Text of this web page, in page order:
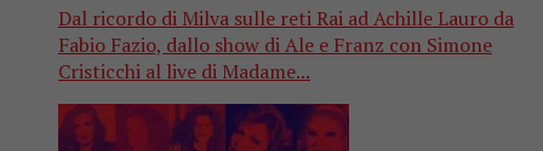
Dal ricordo di Milva sulle reti Rai ad Achille Lauro da
Fabio Fazio, dallo show di Ale e Franz con Simone
Cristicchi al live di Madame...